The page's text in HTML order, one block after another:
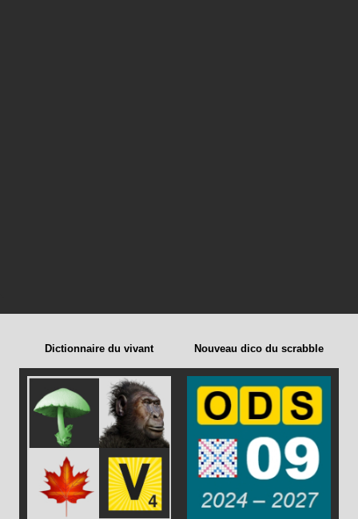
Dictionnaire du vivant Nouveau dico du scrabble